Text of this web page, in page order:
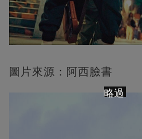
圖片來源：阿西臉書
略過